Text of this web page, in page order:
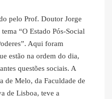
pelo Prof. Doutor Jorge
“O Estado Pós-Social
Aqui foram
estão na ordem do dia,
questões sociais. A
de Melo, da Faculdade de
de Lisboa, teve a